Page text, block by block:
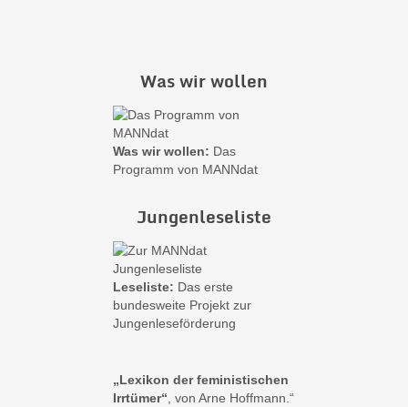
Was wir wollen
Was wir wollen: Das
Programm von MANNdat
Jungenleseliste
Leseliste: Das erste
bundesweite Projekt zur
Jungenleseförderung
„Lexikon der feministischen
Irrtümer“ , von Arne Hoffmann.“